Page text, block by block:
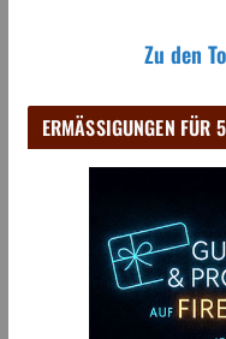
Zu den
ERMÄSSIGUNGEN FÜR